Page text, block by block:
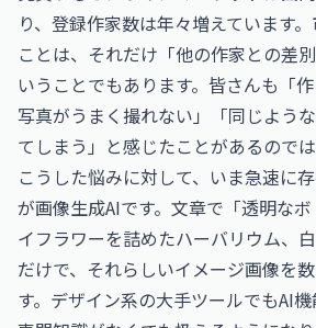
り、登録作家数は年々増えています
ことは、それだけ「他の作家との差
いうことでもあります。皆さんも「作
写真がうまく撮れない」「同じよう
てしまう」と感じたことがあるので
こうした悩みに対して、いま急速に
が画像生成AIです。文章で「透明な
イフラワーを詰めたハーバリウム、
だけで、それらしいイメージ画像を
す。デザイン系の大手ツールでもAI機